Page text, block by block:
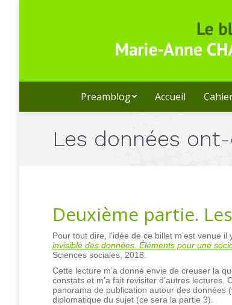
Preamblog Accueil
Les données
Deuxième partie.
Pour tout dire, l’idée de ce billet m’est venue
invisible des données. Éléments pour une
Sciences sociales, 2018.
Cette lecture m’a donné envie de creuser la
constats et m’a fait revisiter d’autres
panorama de publication autour des données
diplomatique du sujet (ce sera la partie 3).